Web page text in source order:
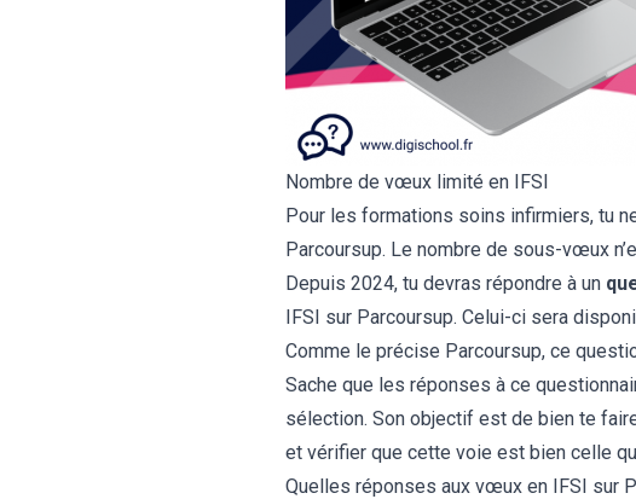
Nombre de vœux limité en IFSI
Pour les formations soins infirmiers, tu
Parcoursup. Le nombre de sous-vœux
Depuis 2024, tu devras répondre à un
IFSI sur Parcoursup. Celui-ci sera
Comme le précise Parcoursup, ce
Sache que les réponses à ce
sélection. Son objectif est de bien te
et vérifier que cette voie est bien celle
Quelles réponses aux vœux en IFSI sur